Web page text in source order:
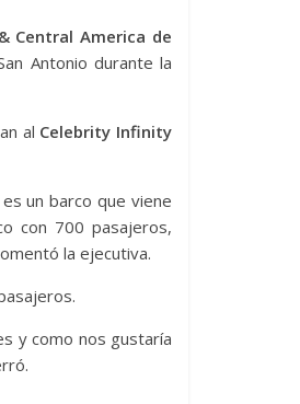
Central America de
Antonio durante la
al Celebrity Infinity
un barco que viene
con 700 pasajeros,
la ejecutiva.
y como nos gustaría